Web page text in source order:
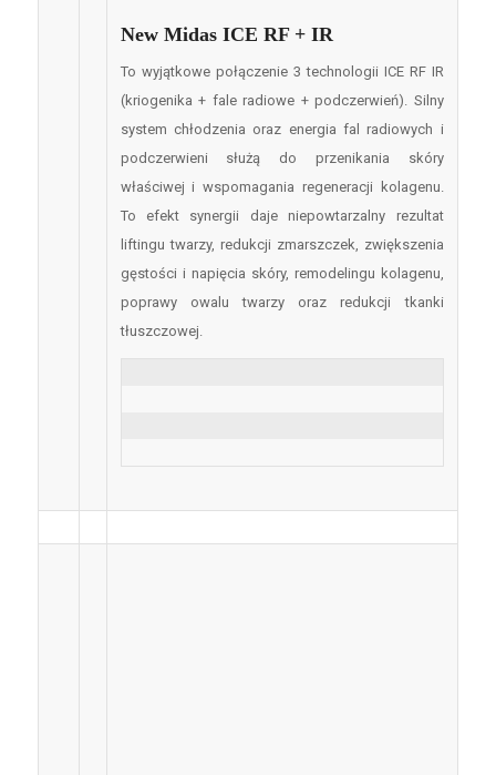
New Midas ICE RF + IR
To wyjątkowe połączenie 3 technologii ICE RF IR
(kriogenika + fale radiowe + podczerwień). Silny
system chłodzenia oraz energia fal radiowych i
podczerwieni służą do przenikania skóry
właściwej i wspomagania regeneracji kolagenu.
To efekt synergii daje niepowtarzalny rezultat
liftingu twarzy, redukcji zmarszczek, zwiększenia
gęstości i napięcia skóry, remodelingu kolagenu,
poprawy owalu twarzy oraz redukcji tkanki
tłuszczowej.